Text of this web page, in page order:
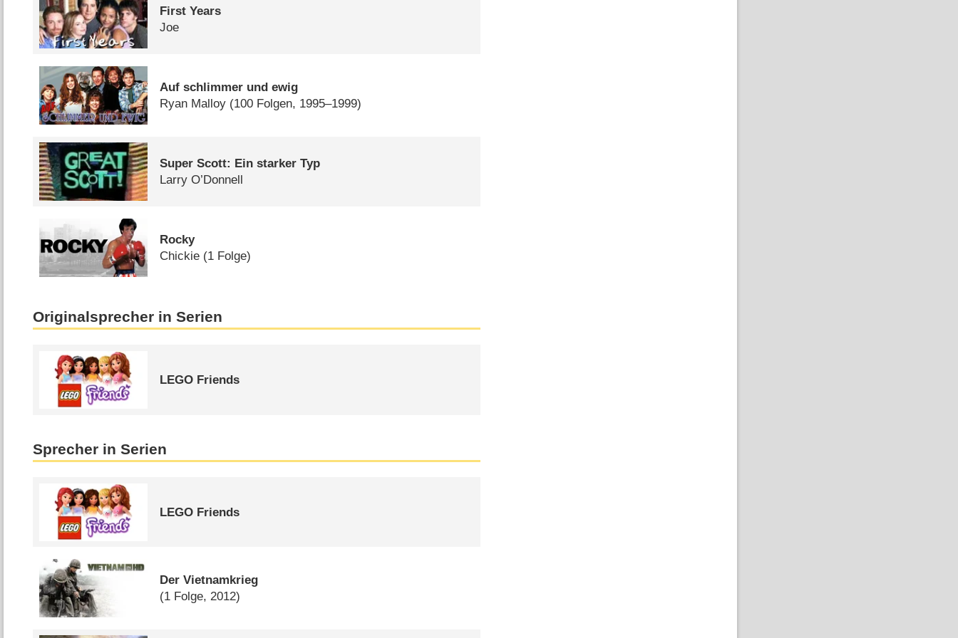
First Years
Joe
Auf schlimmer und ewig
Ryan Malloy (100 Folgen, 1995–1999)
Super Scott: Ein starker Typ
Larry O’Donnell
Rocky
Chickie (1 Folge)
Originalsprecher in Serien
LEGO Friends
Sprecher in Serien
LEGO Friends
Der Vietnamkrieg
(1 Folge, 2012)